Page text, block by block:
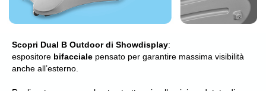
Scopri Dual B Outdoor di Showdisplay:
espositore bifacciale pensato per garantire massima visibilità
anche all’esterno.